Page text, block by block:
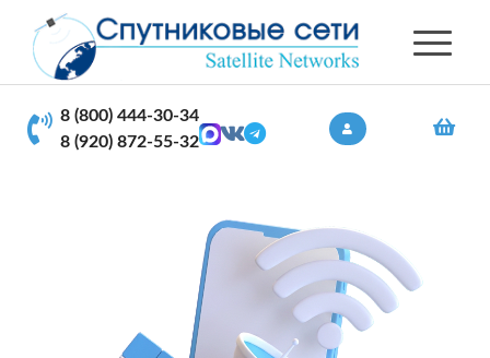
8 (800) 444-30-34
8 (920) 872-55-32